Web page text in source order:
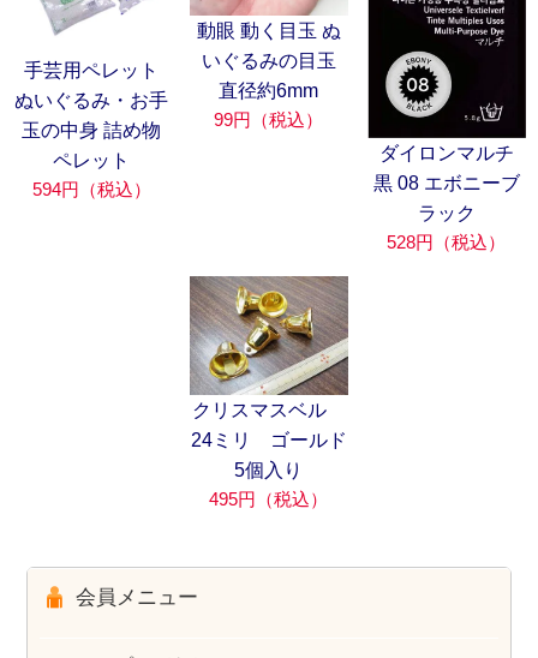
手芸用ペレット
ぬいぐるみ・お手
玉の中身 詰め物
ペレット
594円（税込）
動眼 動く目玉 ぬ
いぐるみの目玉
直径約6mm
99円（税込）
ダイロンマルチ
黒 08 エボニーブ
ラック
528円（税込）
クリスマスベル
24ミリ ゴールド
5個入り
495円（税込）
会員メニュー